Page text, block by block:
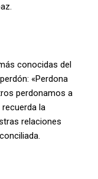
conocidas del
«Perdona
perdonamos a
la
relaciones